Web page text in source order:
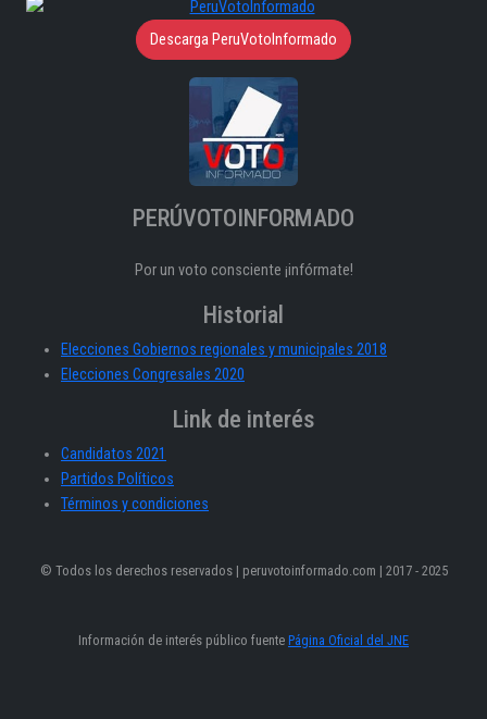
Descarga PeruVotoInformado
PERÚVOTOINFORMADO
Por un voto consciente ¡infórmate!
Historial
Elecciones Gobiernos regionales y municipales 2018
Elecciones Congresales 2020
Link de interés
Candidatos 2021
Partidos Políticos
Términos y condiciones
© Todos los derechos reservados | peruvotoinformado.com | 2017 - 2025
Información de interés público fuente Página Oficial del JNE